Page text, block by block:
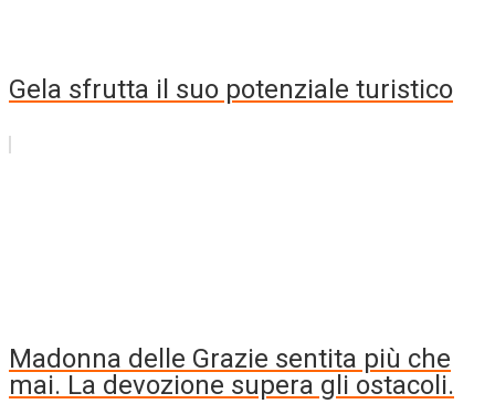
Gela sfrutta il suo potenziale turistico
Madonna delle Grazie sentita più che
mai. La devozione supera gli ostacoli.